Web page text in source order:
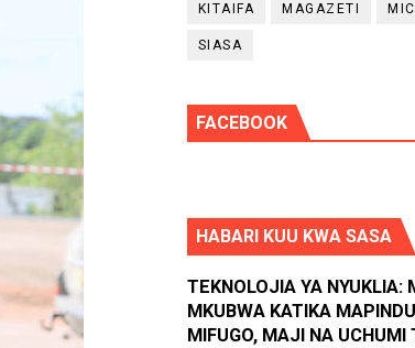
KITAIFA MAGAZETI
SIASA
FACEBOOK
HABARI KUU KWA SASA
TEKNOLOJIA YA NYUKLIA:
MKUBWA KATIKA
MIFUGO, MAJI NA UCHUMI